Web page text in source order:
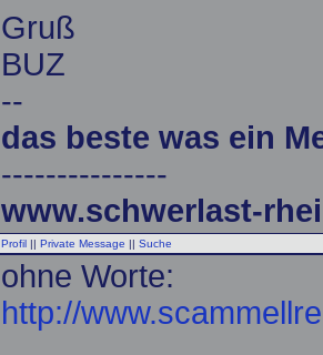
Gruß
BUZ
--
das beste was ein
---------------
www.schwerlast-
Profil || Private Message || Suche
ohne Worte:
http://